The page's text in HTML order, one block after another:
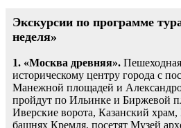
Экскурсии по программе
неделя»
1. «Москва древняя».
историческому центру города с
Манежной площадей и
пройдут по Ильинке и Биржевой
Иверские ворота, Казанский
башнях Кремля, посетят Музей